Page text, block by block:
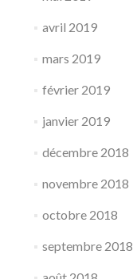
avril 2019
mars 2019
février 2019
janvier 2019
décembre 2018
novembre 2018
octobre 2018
septembre 2018